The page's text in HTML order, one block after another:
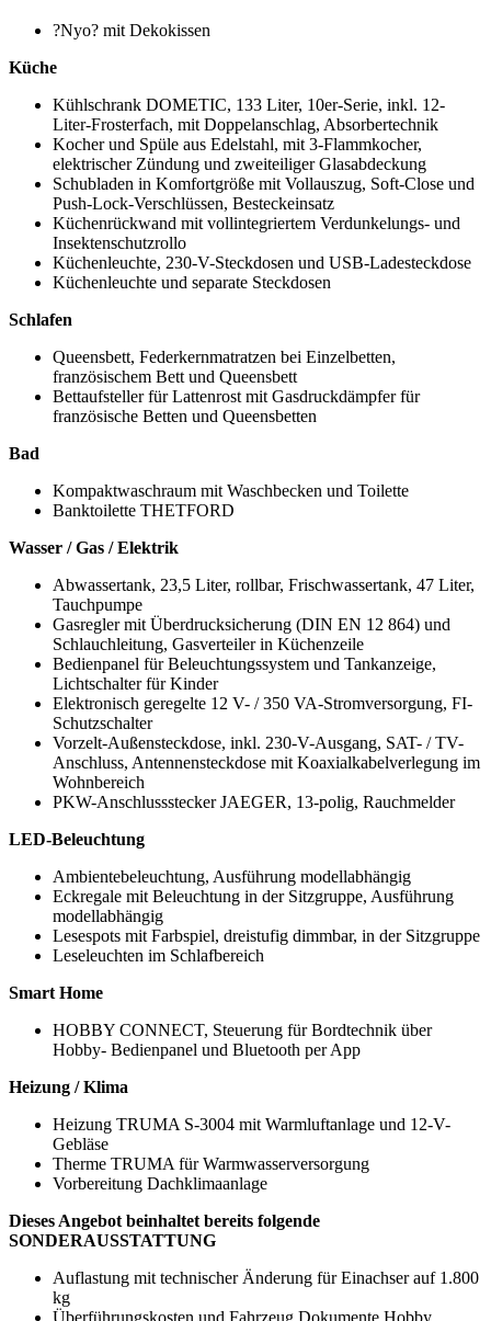
?Nyo? mit Dekokissen
Küche
Kühlschrank DOMETIC, 133 Liter, 10er-Serie, inkl. 12-
Liter-Frosterfach, mit Doppelanschlag, Absorbertechnik
Kocher und Spüle aus Edelstahl, mit 3-Flammkocher,
elektrischer Zündung und zweiteiliger Glasabdeckung
Schubladen in Komfortgröße mit Vollauszug, Soft-Close und
Push-Lock-Verschlüssen, Besteckeinsatz
Küchenrückwand mit vollintegriertem Verdunkelungs- und
Insektenschutzrollo
Küchenleuchte, 230-V-Steckdosen und USB-Ladesteckdose
Küchenleuchte und separate Steckdosen
Schlafen
Queensbett, Federkernmatratzen bei Einzelbetten,
französischem Bett und Queensbett
Bettaufsteller für Lattenrost mit Gasdruckdämpfer für
französische Betten und Queensbetten
Bad
Kompaktwaschraum mit Waschbecken und Toilette
Banktoilette THETFORD
Wasser / Gas / Elektrik
Abwassertank, 23,5 Liter, rollbar, Frischwassertank, 47 Liter,
Tauchpumpe
Gasregler mit Überdrucksicherung (DIN EN 12 864) und
Schlauchleitung, Gasverteiler in Küchenzeile
Bedienpanel für Beleuchtungssystem und Tankanzeige,
Lichtschalter für Kinder
Elektronisch geregelte 12 V- / 350 VA-Stromversorgung, FI-
Schutzschalter
Vorzelt-Außensteckdose, inkl. 230-V-Ausgang, SAT- / TV-
Anschluss, Antennensteckdose mit Koaxialkabelverlegung im
Wohnbereich
PKW-Anschlussstecker JAEGER, 13-polig, Rauchmelder
LED-Beleuchtung
Ambientebeleuchtung, Ausführung modellabhängig
Eckregale mit Beleuchtung in der Sitzgruppe, Ausführung
modellabhängig
Lesespots mit Farbspiel, dreistufig dimmbar, in der Sitzgruppe
Leseleuchten im Schlafbereich
Smart Home
HOBBY CONNECT, Steuerung für Bordtechnik über
Hobby- Bedienpanel und Bluetooth per App
Heizung / Klima
Heizung TRUMA S-3004 mit Warmluftanlage und 12-V-
Gebläse
Therme TRUMA für Warmwasserversorgung
Vorbereitung Dachklimaanlage
Dieses Angebot beinhaltet bereits folgende
SONDERAUSSTATTUNG
Auflastung mit technischer Änderung für Einachser auf 1.800
kg